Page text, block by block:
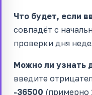
Что будет, если
совпадёт с
проверки дня
Можно ли узнать
введите
-36500 (примерно